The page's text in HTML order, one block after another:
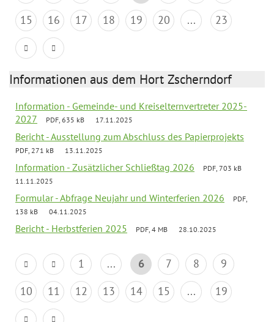
15
16 17 18 19 20 ... 23
Informationen aus dem Hort Zscherndorf
Information - Gemeinde- und Kreiselternvertreter 2025-
2027
PDF, 635 kB 17.11.2025
Bericht - Ausstellung zum Abschluss des Papierprojekts
PDF, 271 kB 13.11.2025
Information - Zusätzlicher Schließtag 2026
PDF, 703 kB
11.11.2025
Formular - Abfrage Neujahr und Winterferien 2026
PDF,
138 kB
04.11.2025
Bericht - Herbstferien 2025 PDF, 4 MB 28.10.2025
1 ... 6 7 8
9
10
11 12 13 14 15 ... 19